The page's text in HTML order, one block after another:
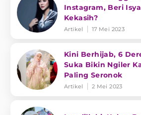
Instagram, Beri
Kekasih?
Artikel 17 Mei 2023
Kini Berhijab, 6
Suka Bikin Ngiler
Paling Seronok
Artikel 2 Mei 2023